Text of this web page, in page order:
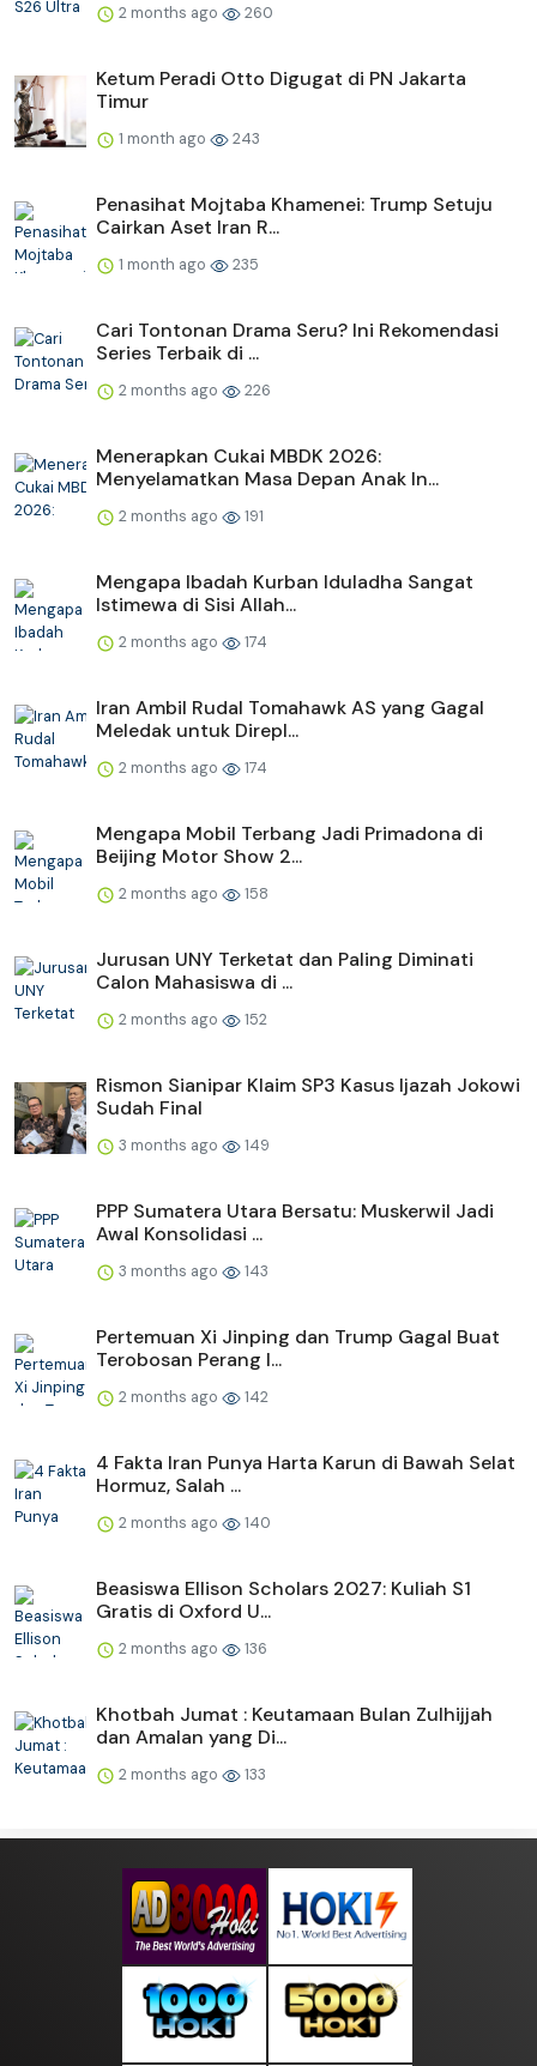
2 months ago 260
Ketum Peradi Otto Digugat di PN Jakarta
Timur
1 month ago 243
Penasihat Mojtaba Khamenei: Trump Setuju
Cairkan Aset Iran R...
1 month ago 235
Cari Tontonan Drama Seru? Ini Rekomendasi
Series Terbaik di ...
2 months ago 226
Menerapkan Cukai MBDK 2026:
Menyelamatkan Masa Depan Anak In...
2 months ago 191
Mengapa Ibadah Kurban Iduladha Sangat
Istimewa di Sisi Allah...
2 months ago 174
Iran Ambil Rudal Tomahawk AS yang Gagal
Meledak untuk Direpl...
2 months ago 174
Mengapa Mobil Terbang Jadi Primadona di
Beijing Motor Show 2...
2 months ago 158
Jurusan UNY Terketat dan Paling Diminati
Calon Mahasiswa di ...
2 months ago 152
Rismon Sianipar Klaim SP3 Kasus Ijazah Jokowi
Sudah Final
3 months ago 149
PPP Sumatera Utara Bersatu: Muskerwil Jadi
Awal Konsolidasi ...
3 months ago 143
Pertemuan Xi Jinping dan Trump Gagal Buat
Terobosan Perang I...
2 months ago 142
4 Fakta Iran Punya Harta Karun di Bawah Selat
Hormuz, Salah ...
2 months ago 140
Beasiswa Ellison Scholars 2027: Kuliah S1
Gratis di Oxford U...
2 months ago 136
Khotbah Jumat : Keutamaan Bulan Zulhijjah
dan Amalan yang Di...
2 months ago 133